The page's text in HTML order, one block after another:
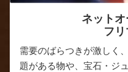
ネットオ
フリ
需要のばらつきが激しく
題がある物や、宝石・ジ